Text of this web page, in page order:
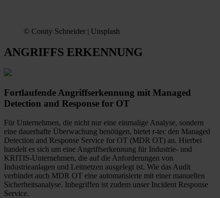
© Conny Schneider | Unsplash
ANGRIFFS ERKENNUNG
Fortlaufende Angriffserkennung mit Managed
Detection and Response for OT
Für Unternehmen, die nicht nur eine einmalige Analyse, sondern
eine dauerhafte Überwachung benötigen, bietet r-tec den Managed
Detection and Response Service for OT (MDR OT) an. Hierbei
handelt es sich um eine Angriffserkennung für Industrie- und
KRITIS-Unternehmen, die auf die Anforderungen von
Industrieanlagen und Leitnetzen ausgelegt ist. Wie das Audit
verbindet auch MDR OT eine automatisierte mit einer manuellen
Sicherheitsanalyse. Inbegriffen ist zudem unser Incident Response
Service.